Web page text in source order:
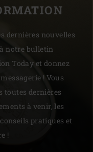
dernières nouvelles
notre bulletin
Today et donnez
! Vous
toutes dernières
à venir, les
pratiques et
!